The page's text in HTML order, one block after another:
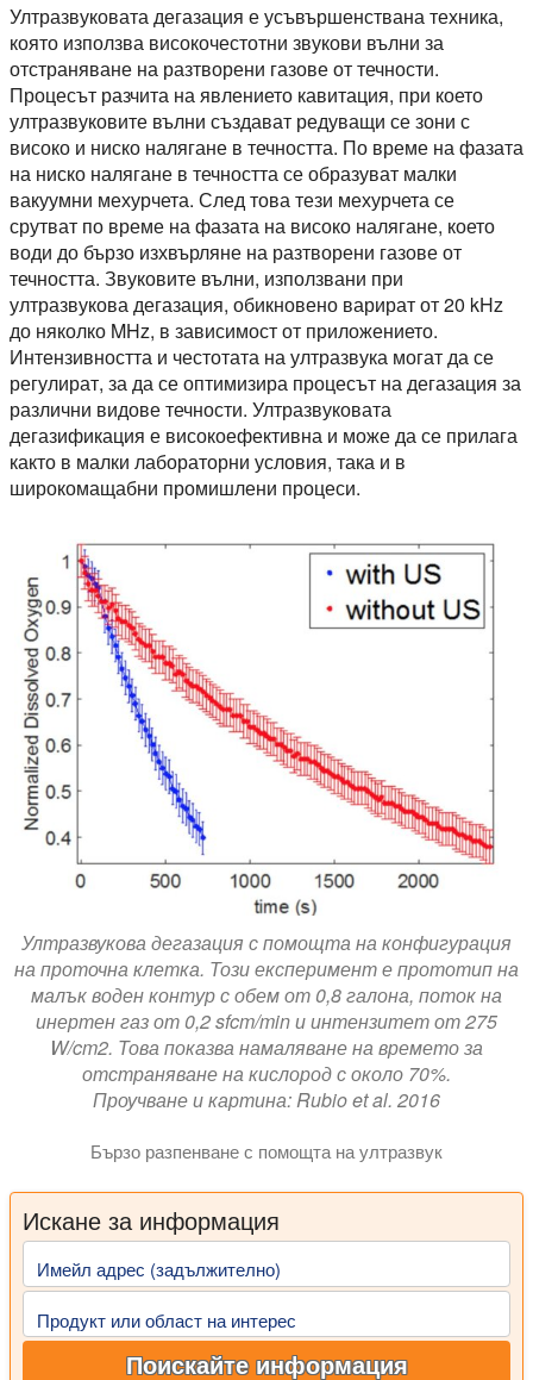
Ултразвуковата дегазация е усъвършенствана техника,
която използва високочестотни звукови вълни за
отстраняване на разтворени газове от течности.
Процесът разчита на явлението кавитация, при което
ултразвуковите вълни създават редуващи се зони с
високо и ниско налягане в течността. По време на фазата
на ниско налягане в течността се образуват малки
вакуумни мехурчета. След това тези мехурчета се
срутват по време на фазата на високо налягане, което
води до бързо изхвърляне на разтворени газове от
течността. Звуковите вълни, използвани при
ултразвукова дегазация, обикновено варират от 20 kHz
до няколко MHz, в зависимост от приложението.
Интензивността и честотата на ултразвука могат да се
регулират, за да се оптимизира процесът на дегазация за
различни видове течности. Ултразвуковата
дегазификация е високоефективна и може да се прилага
както в малки лабораторни условия, така и в
широкомащабни промишлени процеси.
Ултразвукова дегазация с помощта на конфигурация
на проточна клетка. Този експеримент е прототип на
малък воден контур с обем от 0,8 галона, поток на
инертен газ от 0,2 sfcm/min и интензитет от 275
W/cm2. Това показва намаляване на времето за
отстраняване на кислород с около 70%.
Проучване и картина: Rubio et al. 2016
Бързо разпенване с помощта на ултразвук
Искане за информация
Имейл адрес (задължително)
Продукт или област на интерес
Поискайте информация